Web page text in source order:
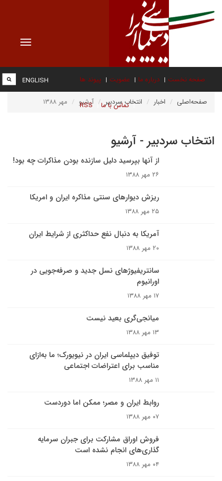
Toggle
صفحه نخست درباره ما عضویت پیوند ها
تماس با ما RSS
ENGLISH
صفحه‌اصلی اخبار انتخاب سردبیر آرشیو مهر ۱۳۸۸
انتخاب سردبیر - آرشیو
از آنها بپرسید دلیل سازنده بودن مذاکرات چه بود!
۲۶ مهر ۱۳۸۸
ریزش دیوارهای سنتی مذاکره ایران و امریکا
۲۵ مهر ۱۳۸۸
آمريکا به دنبال نفع حداکثرى از شرايط ايران
۲۰ مهر ۱۳۸۸
سانتریفیوژهای نسل جدید و صرفه‌جویی در
اورانیوم
۱۷ مهر ۱۳۸۸
میانجی‌گری بعید نیست
۱۳ مهر ۱۳۸۸
توفیق دیپلماسی ایران در نیویورک؛ ما‌ به‌ازای
مناسب برای اعتراضات اجتماعی
۱۱ مهر ۱۳۸۸
روابط ایران و مصر؛ ممکن اما دوردست
۰۷ مهر ۱۳۸۸
فروش اوراق مشارکت برای جبران سرمایه
گذاری‌های انجام نشده است
۰۴ مهر ۱۳۸۸